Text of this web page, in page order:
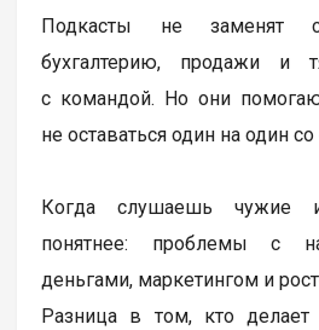
Подкасты не заменят
бухгалтерию, продажи и
с командой. Но они
не оставаться один на один
Когда слушаешь чужие
понятнее: проблемы с
деньгами, маркетингом и
Разница в том, кто